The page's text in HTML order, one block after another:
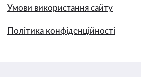
Умови використання сайту
Політика конфіденційності